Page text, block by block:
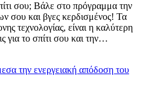
σου; Βάλε στο πρόγραμμα την
σου και βγες κερδισμένος! Τα
τεχνολογίας, είναι η καλύτερη
για το σπίτι σου και την…